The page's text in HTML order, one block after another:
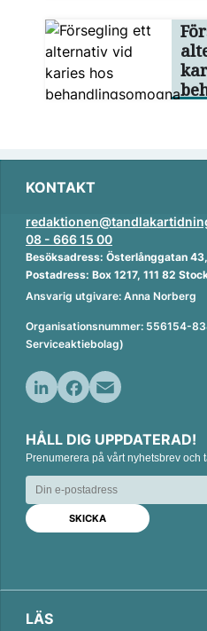
KONTAKT
08 - 666 15 00
Besöksadress: Österlånggatan
Postadress: Box 1217, 111 82
Ansvarig utgivare: Anna Norberg
Organisationsnummer: 556154-
Serviceaktiebolag)
n
k
e
d
n
c
e
b
o
o
k
a
i
l
HÅLL DIG UPPDATERAD!
Prenumerera på vårt nyhetsbrev och
LÄS